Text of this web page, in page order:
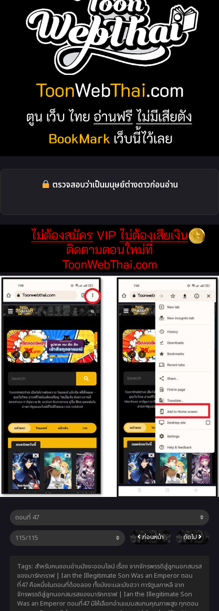
ตรวจสอบว่าเป็นมนุษย์ต่างดาวก่อนอ่าน
ก่อนหน้า ถัดไป
Tags: สำหรับคนชอบอ่านมังงะออนไลน์ เรื่อง จากจักรพรรดิสู่ลูกนอกสมรส
ของมาร์คกราฟ | Ian the Illegitimate Son Was an Emperor ตอน
ที่47 คือหนึ่งในตอนที่ต้องลอง ทั้งมังงะและมังฮวา การ์ตูนเกาหลี จาก
จักรพรรดิสู่ลูกนอกสมรสของมาร์คกราฟ | Ian the Illegitimate Son
Was an Emperor ตอนที่47 มีให้เลือกอ่านแบบสแกนคุณภาพสูง ทุกตอน